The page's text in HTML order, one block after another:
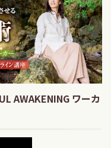
AWAKENING ワーカ